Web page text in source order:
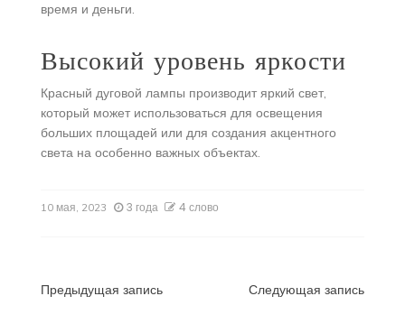
время и деньги.
Высокий уровень яркости
Красный дуговой лампы производит яркий свет,
который может использоваться для освещения
больших площадей или для создания акцентного
света на особенно важных объектах.
10 мая, 2023 3 года 4 слово
Навигация
Предыдущая запись Следующая запись